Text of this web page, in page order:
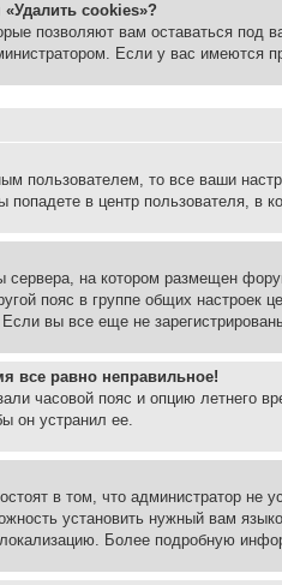
cookies»?
позволяют вам оставаться под
Если у вас
пользователем, то все ваши
в центр пользователя, в
на котором размещен
пояс в группе общих настроек
вы все еще не
все равно неправильное!
часовой пояс и опцию летнего
он устранил ее.
в том, что администратор
установить нужный вам
Более подробную